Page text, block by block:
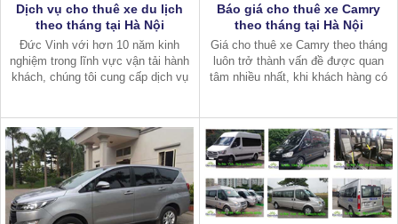
Dịch vụ cho thuê xe du lịch
theo tháng tại Hà Nội
Đức Vinh với hơn 10 năm kinh
nghiệm trong lĩnh vực vận tải hành
khách, chúng tôi cung cấp dịch vụ
xác, đúng giờ và tận tụy tron
Báo giá cho thuê xe Camry
theo tháng tại Hà Nội
Giá cho thuê xe Camry theo tháng
luôn trở thành vấn đề được quan
tâm nhiều nhất, khi khách hàng có